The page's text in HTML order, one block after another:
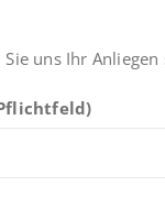
Sie uns Ihr